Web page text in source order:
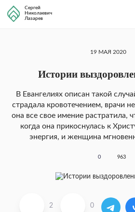
Сергей
Николаевич
Лазарев
19 МАЯ 2020
Истории
В Евангелиях описан такой
страдала кровотечением, врачи
она все свое имение растратила,
когда она прикоснулась к
энергия, и женщина
0 963
2 0